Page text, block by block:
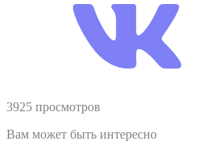
3925 просмотров
Вам может быть интересно